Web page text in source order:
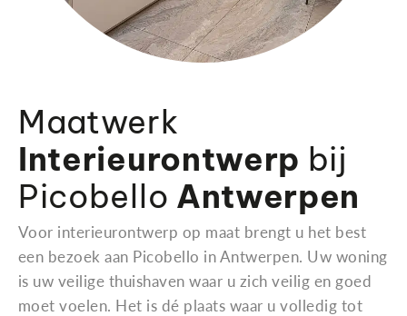
Maatwerk
Interieurontwerp bij
Picobello Antwerpen
Voor interieurontwerp op maat brengt u het best
een bezoek aan Picobello in Antwerpen. Uw woning
is uw veilige thuishaven waar u zich veilig en goed
moet voelen. Het is dé plaats waar u volledig tot